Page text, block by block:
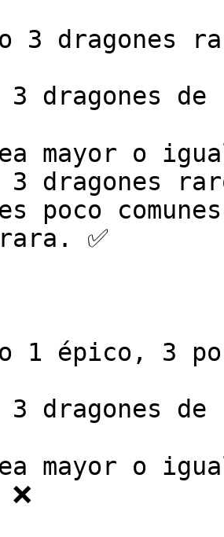
3 dragones
3 dragones
mayor o
3 dragones
poco
✅
1 épico, 3
3 dragones
mayor o